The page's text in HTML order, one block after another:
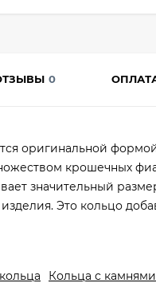
0
оригинальной
крошечных
значительный
Это кольцо
Кольца с камнями